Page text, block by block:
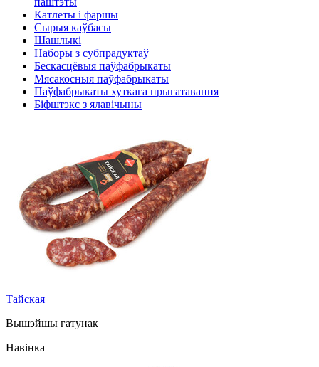
Катлеты і фаршы
Сырыя каўбасы
Шашлыкі
Наборы з субпрадуктаў
Бескасцёвыя паўфабрыкаты
Мясакосныя паўфабрыкаты
Паўфабрыкаты хуткага прыгатавання
Біфштэкс з ялавічыны
Тайская
Вышэйшы гатунак
Навінка